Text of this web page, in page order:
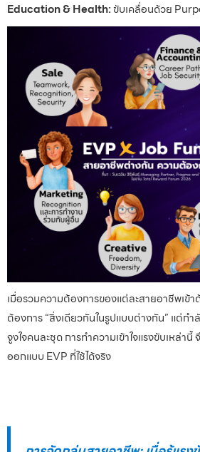
Education & Health:ขับเคลื่อนด้วย
เมื่อรวมความต้องการของแต่ละสายอาชีพเข้า
ต้องการ “สิ่งเดียวกันในรูปแบบต่างกัน” แต่ก
จูงใจคนละชุด การทำความเข้าใจแรงขับเหล่
ออกแบบ EVP ที่ใช้ได้จริง